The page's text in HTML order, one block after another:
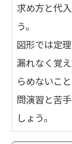
求め方と代
う。
図形では定
漏れなく覚
らめないこ
問演習と苦
しょう。